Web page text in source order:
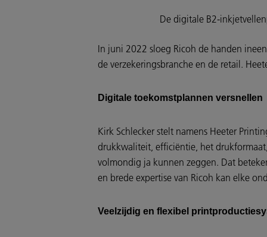
De digitale B2-
In juni 2022 sloeg Ricoh de handen
de verzekeringsbranche en de retail.
Digitale toekomstplannen versnellen
Kirk Schlecker stelt namens Heeter
drukkwaliteit, efficiëntie, het
volmondig ja kunnen zeggen. Dat
en brede expertise van Ricoh kan elke
Veelzijdig en flexibel